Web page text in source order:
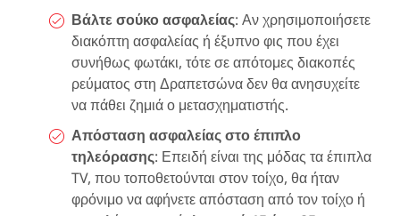
Βάλτε σούκο ασφαλείας: Αν χρησιμοποιήσετε
διακόπτη ασφαλείας ή έξυπνο φις που έχει
συνήθως φωτάκι, τότε σε απότομες διακοπές
ρεύματος στη Δραπετσώνα δεν θα ανησυχείτε
να πάθει ζημιά ο μετασχηματιστής.
Απόσταση ασφαλείας στο έπιπλο
τηλεόρασης: Επειδή είναι της μόδας τα έπιπλα
TV, που τοποθετούνται στον τοίχο, θα ήταν
φρόνιμο να αφήνετε απόσταση από τον τοίχο ή